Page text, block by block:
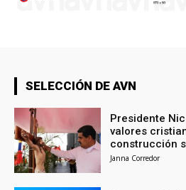
SELECCIÓN DE AVN
Presidente
valores
construcción
Janna Corredor